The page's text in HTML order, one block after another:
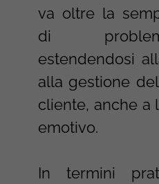
va oltre la
di
estendendosi
alla gestione
cliente, anche a
emotivo.
In termini